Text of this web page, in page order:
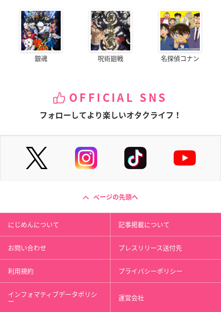
銀魂 呪術廻戦 名探偵コナン
OFFICIAL SNS
フォローしてより楽しいオタクライフ！
ページの先頭へ
にじめんについて 記事掲載について
お問い合わせ プレスリリース送付先
利用規約 プライバシーポリシー
インフォマティブデータポリシ
ー 運営会社